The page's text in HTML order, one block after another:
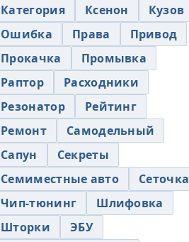
Категория Ксенон
Кузов
Ошибка
Права
Привод
Прокачка
Промывка
Раптор
Расходники
Резонатор
Рейтинг
Ремонт
Самодельный
Сапун
Секреты
Семиместные авто
Сеточка
Чип-тюнинг
Шлифовка
Шторки
ЭБУ